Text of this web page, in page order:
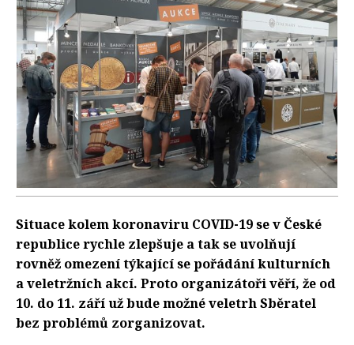
Situace kolem koronaviru COVID-19 se v České
republice rychle zlepšuje a tak se uvolňují
rovněž omezení týkající se pořádání kulturních
a veletržních akcí. Proto organizátoři věří, že od
10. do 11. září už bude možné veletrh Sběratel
bez problémů zorganizovat.